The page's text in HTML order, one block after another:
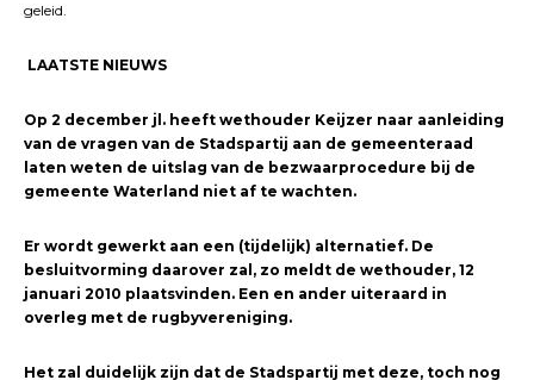
geleid.
LAATSTE NIEUWS
Op 2 december jl. heeft wethouder Keijzer naar aanleiding
van de vragen van de Stadspartij aan de gemeenteraad
laten weten de uitslag van de bezwaarprocedure bij de
gemeente Waterland niet af te wachten.
Er wordt gewerkt aan een (tijdelijk) alternatief. De
besluitvorming daarover zal, zo meldt de wethouder, 12
januari 2010 plaatsvinden. Een en ander uiteraard in
overleg met de rugbyvereniging.
Het zal duidelijk zijn dat de Stadspartij met deze, toch nog